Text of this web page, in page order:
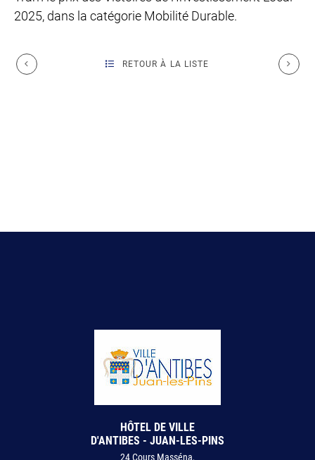
2025, dans la catégorie Mobilité Durable.
RETOUR À LA LISTE
HÔTEL DE VILLE
D'ANTIBES - JUAN-LES-PINS
24 Cours Masséna,